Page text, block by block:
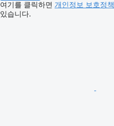
여기를 클릭하면 개인정보 보호정책
있습니다.